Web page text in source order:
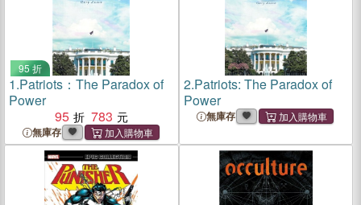
95 折
1.Patriots：The Paradox of
Power
95
783
無庫存
2.Patriots: The Paradox of
Power
無庫存